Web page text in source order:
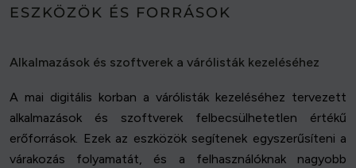
ESZKÖZÖK ÉS FORRÁSOK
Alkalmazások és szoftverek a várólisták kezeléséhez
A mai digitális korban a várólisták kezeléséhez tervezett
alkalmazások és szoftverek felbecsülhetetlen értékű
erőforrások. Ezek az eszközök segítenek egyszerűsíteni a
várakozás folyamatát, és a felhasználóknak nagyobb